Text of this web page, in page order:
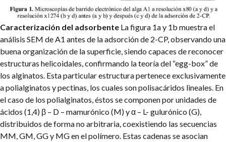
Caracterización del adsorbente La figura 1a y 1b muestra el
análisis SEM de A1 antes de la adsorción de 2-CP, observando una
buena organización de la superficie, siendo capaces de reconocer
estructuras helicoidales, confirmando la teoría del “egg-box” de
los alginatos. Esta particular estructura pertenece exclusivamente
a polialginatos y pectinas, los cuales son polisacáridos lineales. En
el caso de los polialginatos, éstos se componen por unidades de
ácidos (1,4) β – D – mamurónico (M) y α – L- gulurónico (G),
distribuidos de forma no arbitraria, coexistiendo las secuencias
MM, GM, GG y MG en el polímero. Estas cadenas se asocian